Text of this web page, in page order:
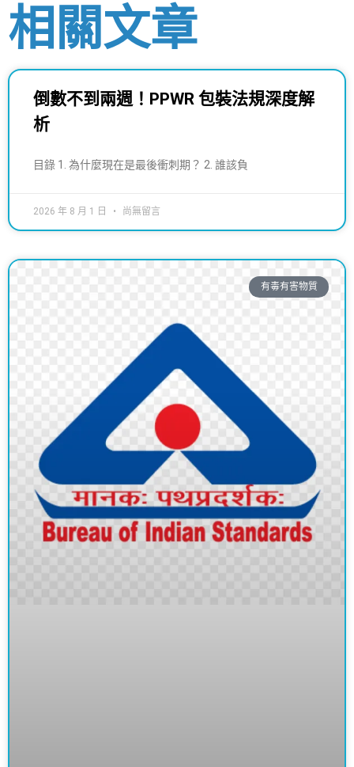
相關文章
倒數不到兩週！PPWR 包裝法規深度解
析
目錄 1. 為什麼現在是最後衝刺期？ 2. 誰該負
2026 年 8 月 1 日 尚無留言
有毒有害物質